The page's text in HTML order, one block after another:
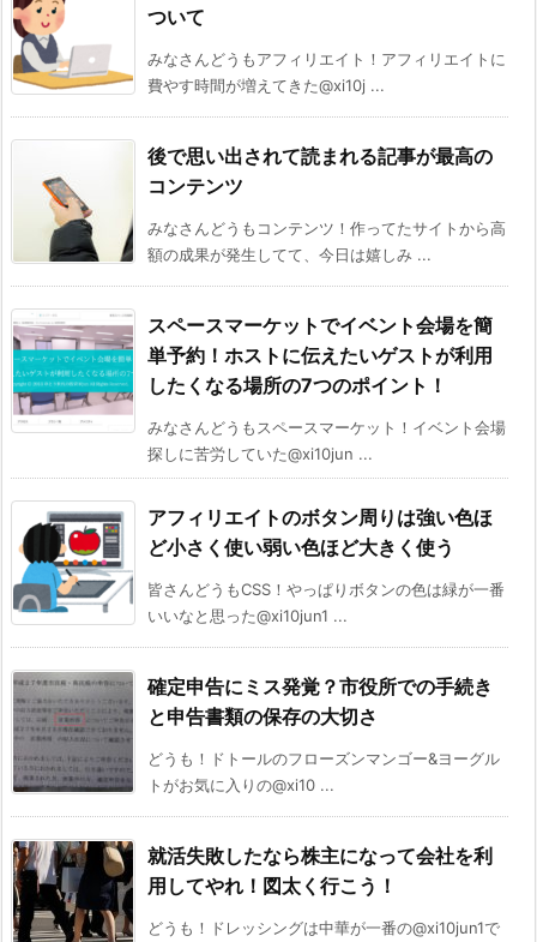
ついて
みなさんどうもアフィリエイト！アフィリエイトに
費やす時間が増えてきた@xi10j ...
後で思い出されて読まれる記事が最高の
コンテンツ
みなさんどうもコンテンツ！作ってたサイトから高
額の成果が発生してて、今日は嬉しみ ...
スペースマーケットでイベント会場を簡
単予約！ホストに伝えたいゲストが利用
したくなる場所の7つのポイント！
みなさんどうもスペースマーケット！イベント会場
探しに苦労していた@xi10jun ...
アフィリエイトのボタン周りは強い色ほ
ど小さく使い弱い色ほど大きく使う
皆さんどうもCSS！やっぱりボタンの色は緑が一番
いいなと思った@xi10jun1 ...
確定申告にミス発覚？市役所での手続き
と申告書類の保存の大切さ
どうも！ドトールのフローズンマンゴー&ヨーグル
トがお気に入りの@xi10 ...
就活失敗したなら株主になって会社を利
用してやれ！図太く行こう！
どうも！ドレッシングは中華が一番の@xi10jun1で